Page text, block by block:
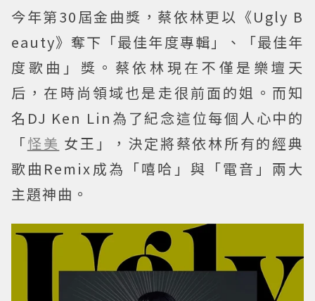
今年第30屆金曲獎，蔡依林更以《Ugly B
eauty》奪下「最佳年度專輯」、「最佳年
度歌曲」獎。蔡依林現在不僅是樂壇天
后，在時尚領域也是走很前面的姐。而知
名DJ Ken Lin為了紀念這位每個人心中的
「怪美 女王」，決定將蔡依林所有的經典
歌曲Remix成為「嘻哈」與「電音」兩大
主題神曲。